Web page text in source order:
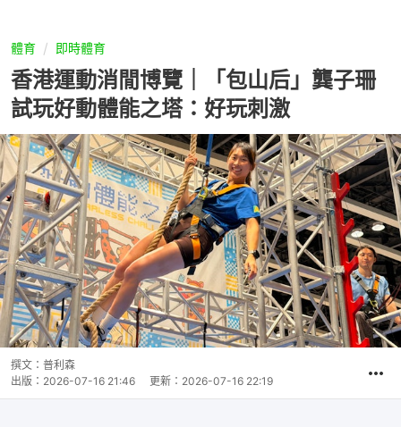
體育 即時體育
香港運動消閒博覽｜「包山后」龔子珊
試玩好動體能之塔：好玩刺激
撰文： 普利森
出版： 2026-07-16 21:46 更新： 2026-07-16 22:19